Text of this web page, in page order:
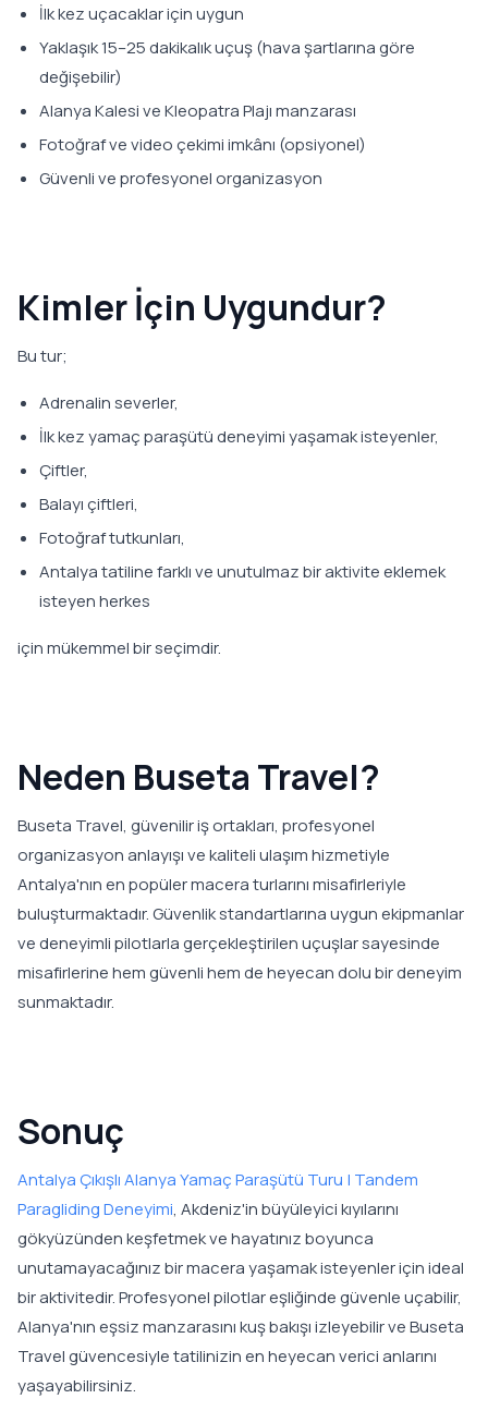
İlk kez uçacaklar için uygun
Yaklaşık 15–25 dakikalık uçuş (hava şartlarına göre
değişebilir)
Alanya Kalesi ve Kleopatra Plajı manzarası
Fotoğraf ve video çekimi imkânı (opsiyonel)
Güvenli ve profesyonel organizasyon
Kimler İçin Uygundur?
Bu tur;
Adrenalin severler,
İlk kez yamaç paraşütü deneyimi yaşamak isteyenler,
Çiftler,
Balayı çiftleri,
Fotoğraf tutkunları,
Antalya tatiline farklı ve unutulmaz bir aktivite eklemek
isteyen herkes
için mükemmel bir seçimdir.
Neden Buseta Travel?
Buseta Travel, güvenilir iş ortakları, profesyonel
organizasyon anlayışı ve kaliteli ulaşım hizmetiyle
Antalya'nın en popüler macera turlarını misafirleriyle
buluşturmaktadır. Güvenlik standartlarına uygun ekipmanlar
ve deneyimli pilotlarla gerçekleştirilen uçuşlar sayesinde
misafirlerine hem güvenli hem de heyecan dolu bir deneyim
sunmaktadır.
Sonuç
Antalya Çıkışlı Alanya Yamaç Paraşütü Turu | Tandem
Paragliding Deneyimi, Akdeniz'in büyüleyici kıyılarını
gökyüzünden keşfetmek ve hayatınız boyunca
unutamayacağınız bir macera yaşamak isteyenler için ideal
bir aktivitedir. Profesyonel pilotlar eşliğinde güvenle uçabilir,
Alanya'nın eşsiz manzarasını kuş bakışı izleyebilir ve Buseta
Travel güvencesiyle tatilinizin en heyecan verici anlarını
yaşayabilirsiniz.